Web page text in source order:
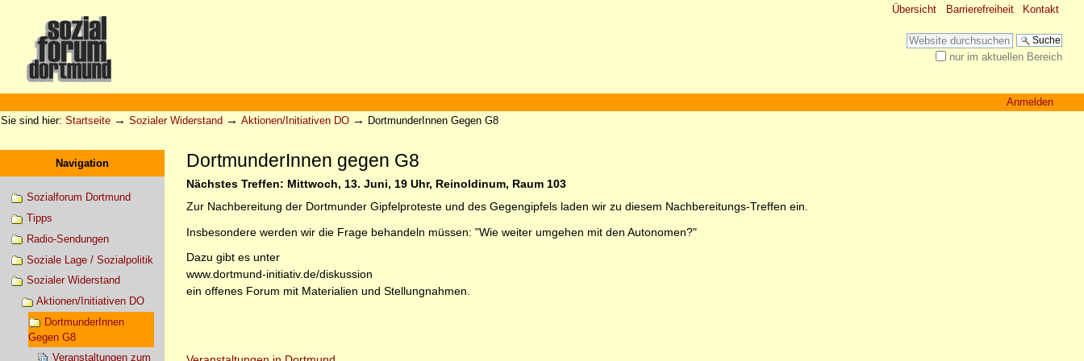
Übersicht Barrierefreiheit Kontakt
Website durchsuchen
nur im aktuellen Bereich
Werkzeuge
Anmelden
Sie sind hier: Startseite → Sozialer Widerstand → Aktionen/Initiativen DO → DortmunderInnen Gegen G8
Navigation
Sozialforum Dortmund
Tipps
Radio-Sendungen
Soziale Lage / Sozialpolitik
Sozialer Widerstand
Aktionen/Initiativen DO
DortmunderInnen
Gegen G8
Veranstaltungen zum
DortmunderInnen gegen G8
Nächstes Treffen: Mittwoch, 13. Juni, 19 Uhr, Reinoldinum, Raum 103
Zur Nachbereitung der Dortmunder Gipfelproteste und des Gegengipfels laden wir zu diesem Nachbereitungs-Treffen ein.
Insbesondere werden wir die Frage behandeln müssen: "Wie weiter umgehen mit den Autonomen?"
Dazu gibt es unter
www.dortmund-initiativ.de/diskussion
ein offenes Forum mit Materialien und Stellungnahmen.